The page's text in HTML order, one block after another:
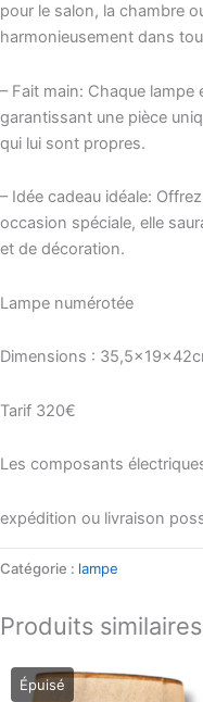
pour le salon, la chambre
harmonieusement dans
– Fait main: Chaque
garantissant une pièce
qui lui sont propres.
– Idée cadeau idéale:
occasion spéciale, elle
et de décoration.
Lampe numérotée
Dimensions :
Tarif 320€
Les composants
expédition ou livraison
Catégorie : lampe
Produits similaires